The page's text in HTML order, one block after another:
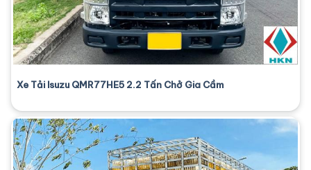
Xe Tải Isuzu QMR77HE5 2.2 Tấn Chở Gia Cầm